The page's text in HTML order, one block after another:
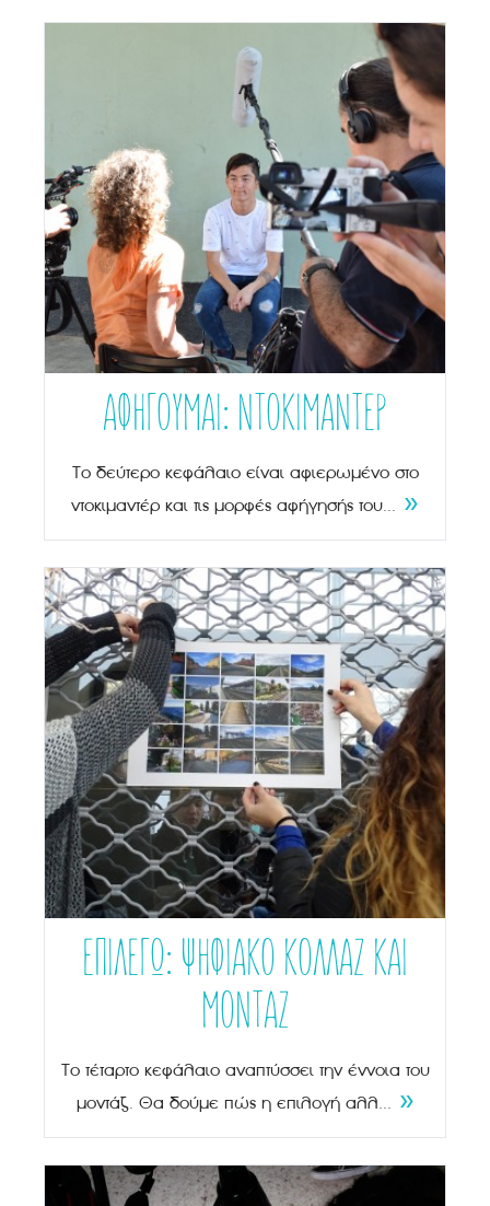
ΑΦΗΓΟΥΜΑΙ: ΝΤΟΚΙΜΑΝΤΕΡ
Το δεύτερο κεφάλαιο είναι αφιερωμένο στο
ντοκιμαντέρ και τις μορφές αφήγησής του... »
ΕΠΙΛΕΓΩ: ΨΗΦΙΑΚΟ ΚΟΛΛΑΖ ΚΑΙ
ΜΟΝΤΑΖ
Το τέταρτο κεφάλαιο αναπτύσσει την έννοια του
μοντάζ. Θα δούμε πώς η επιλογή αλλ... »